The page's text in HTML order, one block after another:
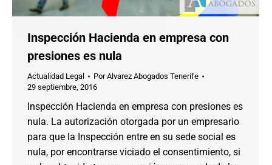
Inspección Hacienda en empresa con
presiones es nula
Actualidad Legal PorAlvarez Abogados Tenerife
29 septiembre, 2016
Inspección Hacienda en empresa con presiones es
nula. La autorización otorgada por un empresario
para que la Inspección entre en su sede social es
nula, por encontrarse viciado el consentimiento, si